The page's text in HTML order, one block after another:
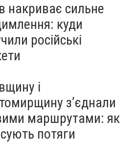
накриває сильне
куди
російські
і
з’єднали
маршрутами: як
потяги